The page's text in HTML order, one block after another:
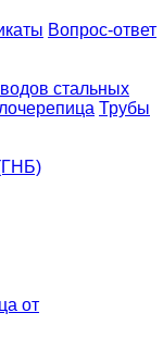
Вопрос-ответ
стальных
Трубы
от